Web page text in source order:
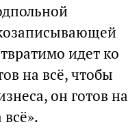
идет ко
на всё, чтобы
он готов на